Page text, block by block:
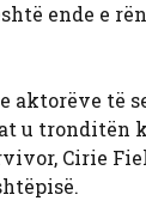
ende e
aktorëve të
u tronditën
Cirie